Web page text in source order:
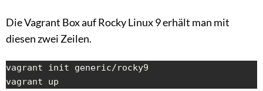
Die Vagrant Box auf Rocky Linux 9 erhält man mit
diesen zwei Zeilen.
vagrant init generic/rocky9
vagrant up